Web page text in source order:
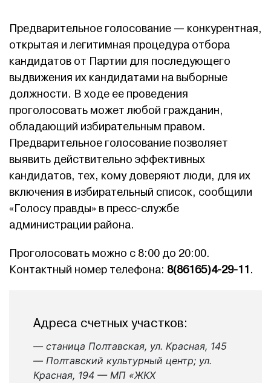
Предварительное голосование — конкурентная,
открытая и легитимная процедура отбора
кандидатов от Партии для последующего
выдвижения их кандидатами на выборные
должности. В ходе ее проведения
проголосовать может любой гражданин,
обладающий избирательным правом.
Предварительное голосование позволяет
выявить действительно эффективных
кандидатов, тех, кому доверяют люди, для их
включения в избирательный список, сообщили
«Голосу правды» в пресс-службе
администрации района.
Проголосовать можно с 8:00 до 20:00.
Контактный номер телефона: 8(86165)4-29-11.
Адреса счетных участков:
— станица Полтавская, ул. Красная, 145
— Полтавский культурный центр; ул.
Красная, 194 — МП «ЖКХ